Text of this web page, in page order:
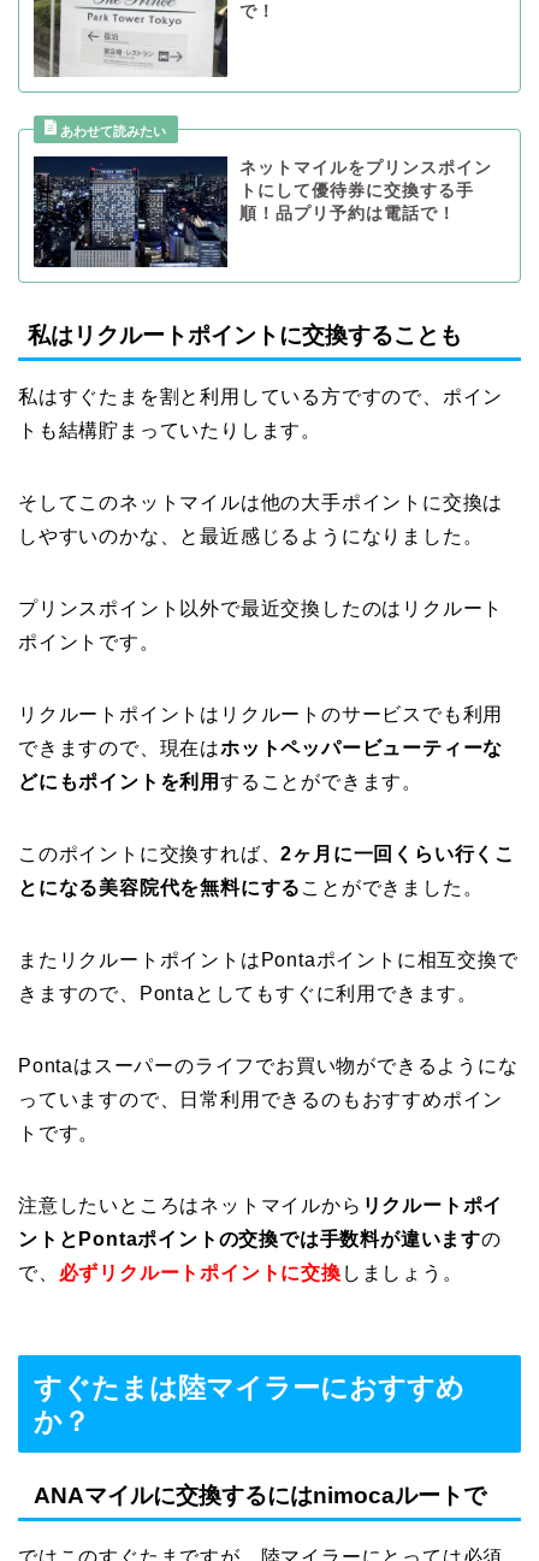
で！
ネットマイルをプリンスポイン
トにして優待券に交換する手
順！品プリ予約は電話で！
私はリクルートポイントに交換することも
私はすぐたまを割と利用している方ですので、ポイン
トも結構貯まっていたりします。
そしてこのネットマイルは他の大手ポイントに交換は
しやすいのかな、と最近感じるようになりました。
プリンスポイント以外で最近交換したのはリクルート
ポイントです。
リクルートポイントはリクルートのサービスでも利用
できますので、現在はホットペッパービューティーな
どにもポイントを利用 することができます。
このポイントに交換すれば、2ヶ月に一回くらい行くこ
とになる美容院代を無料にする ことができました。
またリクルートポイントはPontaポイントに相互交換で
きますので、Pontaとしてもすぐに利用できます。
Pontaはスーパーのライフでお買い物ができるようにな
っていますので、日常利用できるのもおすすめポイン
トです。
注意したいところはネットマイルから リクルートポイ
ントとPontaポイントの交換では手数料が違いますの
で、 必ずリクルートポイントに交換 しましょう。
すぐたまは陸マイラーにおすすめ
か？
ANAマイルに交換するにはnimocaルートで